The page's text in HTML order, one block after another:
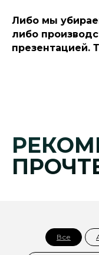
Либо мы
либо
презентацией.
Все